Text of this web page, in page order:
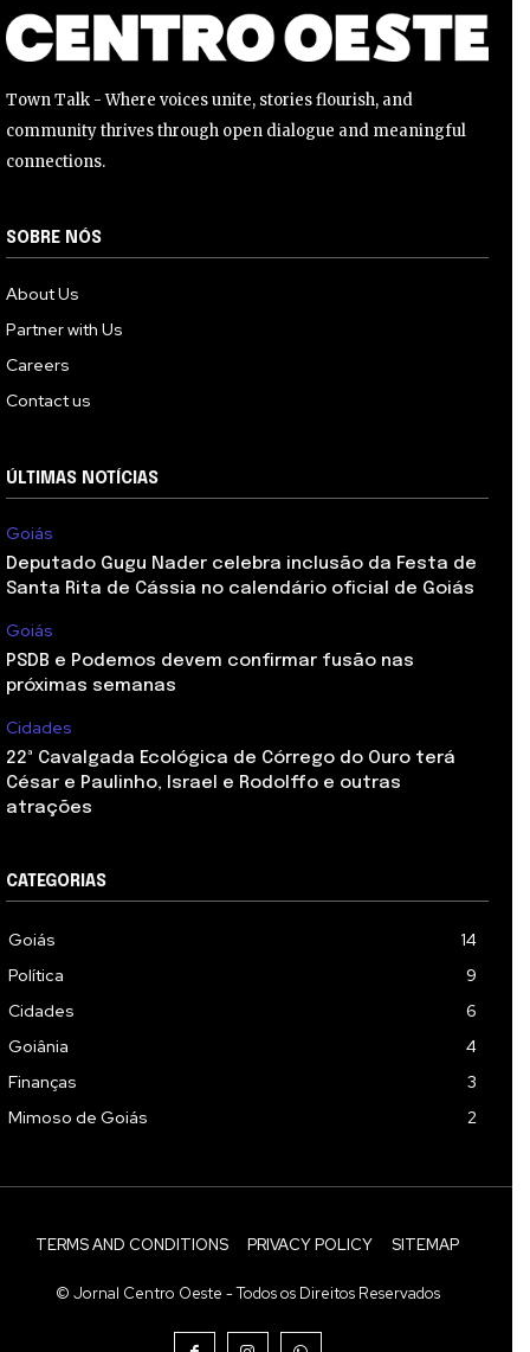
Town Talk - Where voices unite, stories flourish, and
community thrives through open dialogue and meaningful
connections.
SOBRE NÓS
About Us
Partner with Us
Careers
Contact us
ÚLTIMAS NOTÍCIAS
Goiás
Deputado Gugu Nader celebra inclusão da Festa de
Santa Rita de Cássia no calendário oficial de Goiás
Goiás
PSDB e Podemos devem confirmar fusão nas
próximas semanas
Cidades
22ª Cavalgada Ecológica de Córrego do Ouro terá
César e Paulinho, Israel e Rodolffo e outras
atrações
CATEGORIAS
Goiás
14
Política
9
Cidades
6
Goiânia
4
Finanças
3
Mimoso de Goiás
2
TERMS AND CONDITIONS PRIVACY POLICY SITEMAP
© Jornal Centro Oeste - Todos os Direitos Reservados